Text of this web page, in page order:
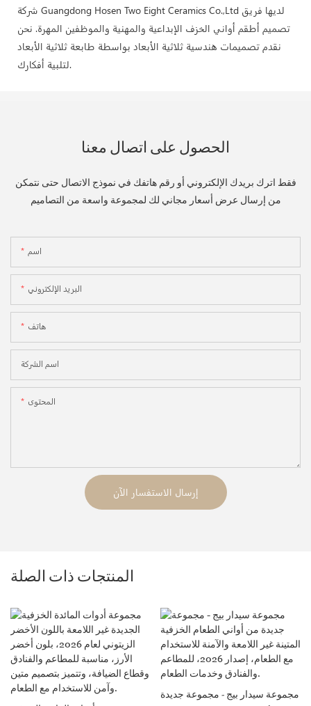
شركة Guangdong Hosen Two Eight Ceramics Co.,Ltd لديها فريق
تصميم أطقم أواني الخزف الإبداعية والمهنية والموظفين المهرة. نحن
نقدم تصميمات هندسية ثلاثية الأبعاد بواسطة طابعة ثلاثية الأبعاد
لتلبية أفكارك.
الحصول على اتصال معنا
فقط اترك بريدك الإلكتروني أو رقم هاتفك في نموذج الاتصال حتى نتمكن
من إرسال عرض أسعار مجاني لك لمجموعة واسعة من التصاميم
اسم
البريد الإلكتروني
هاتف
اسم الشركة
المحتوى
إرسال الاستفسار الآن
المنتجات ذات الصلة
مجموعة سيدار بيج - مجموعة جديدة